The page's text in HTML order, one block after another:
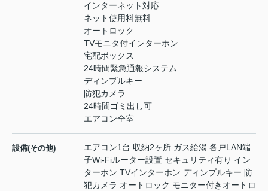
インターネット対応
ネット使用料無料
オートロック
TVモニタ付インターホン
宅配ボックス
24時間緊急通報システム
ディンプルキー
防犯カメラ
24時間ゴミ出し可
エアコン全室
設備(その他)
エアコン1台 収納2ヶ所 ガス給湯 各戸LAN端
子Wi-Fiルーター設置 セキュリティ有り イン
ターホン TVインターホン ディンプルキー 防
犯カメラ オートロック モニター付きオートロ